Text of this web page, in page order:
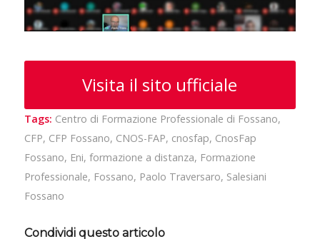
Visita il sito ufficiale
Tags: Centro di Formazione Professionale di Fossano,
CFP, CFP Fossano, CNOS-FAP, cnosfap, CnosFap
Fossano, Eni, formazione a distanza, Formazione
Professionale, Fossano, Paolo Traversaro, Salesiani
Fossano
Condividi questo articolo